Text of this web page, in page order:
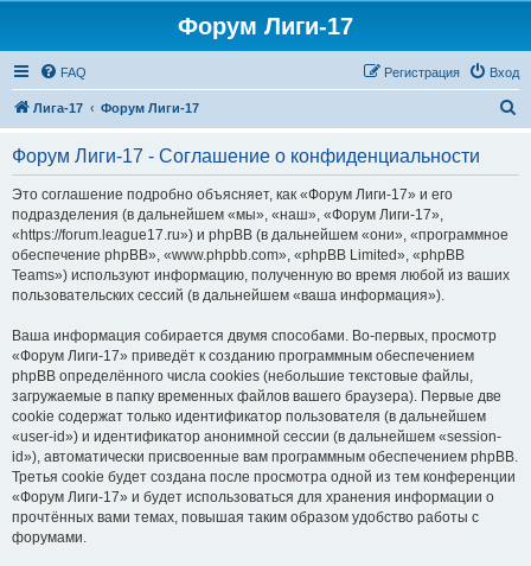
Форум Лиги-17
FAQ Вход
Регистрация
Лига-17 Форум Лиги-17
Форум Лиги-17 - Соглашение о конфиденциальности
Это соглашение подробно объясняет, как «Форум Лиги-17» и его
подразделения (в дальнейшем «мы», «наш», «Форум Лиги-17»,
«https://forum.league17.ru») и phpBB (в дальнейшем «они», «программное
обеспечение phpBB», «www.phpbb.com», «phpBB Limited», «phpBB
Teams») используют информацию, полученную во время любой из ваших
пользовательских сессий (в дальнейшем «ваша информация»).
Ваша информация собирается двумя способами. Во-первых, просмотр
«Форум Лиги-17» приведёт к созданию программным обеспечением
phpBB определённого числа cookies (небольшие текстовые файлы,
загружаемые в папку временных файлов вашего браузера). Первые две
cookie содержат только идентификатор пользователя (в дальнейшем
«user-id») и идентификатор анонимной сессии (в дальнейшем «session-
id»), автоматически присвоенные вам программным обеспечением phpBB.
Третья cookie будет создана после просмотра одной из тем конференции
«Форум Лиги-17» и будет использоваться для хранения информации о
прочтённых вами темах, повышая таким образом удобство работы с
форумами.